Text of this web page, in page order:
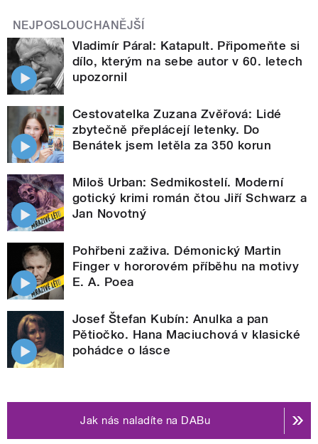
NEJPOSLOUCHANĚJŠÍ
Vladimír Páral: Katapult. Připomeňte si
dílo, kterým na sebe autor v 60. letech
upozornil
Cestovatelka Zuzana Zvěřová: Lidé
zbytečně přeplácejí letenky. Do
Benátek jsem letěla za 350 korun
Miloš Urban: Sedmikostelí. Moderní
gotický krimi román čtou Jiří Schwarz a
Jan Novotný
Pohřbeni zaživa. Démonický Martin
Finger v hororovém příběhu na motivy
E. A. Poea
Josef Štefan Kubín: Anulka a pan
Pětiočko. Hana Maciuchová v klasické
pohádce o lásce
Jak nás naladíte na DABu